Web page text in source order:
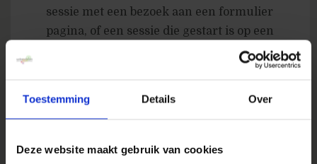
Toestemming Details Over
Deze website maakt gebruik van cookies
sessie met een bezoek aan een formulier
pagina, of een sessie die gestart is op een
loopt het afspelen vast (en op deze site staat
op elke pagina wel een youtube of
gelden voor alles dat AJAX technologie